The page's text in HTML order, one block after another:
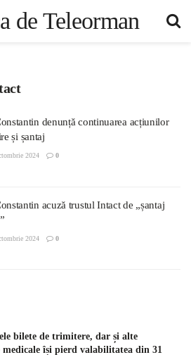
denunță continuarea acțiunilor
și șantaj
2024 0
acuză trustul Intact de „șantaj
2024 0
bilete de trimitere, dar și alte
medicale își pierd valabilitatea din 31